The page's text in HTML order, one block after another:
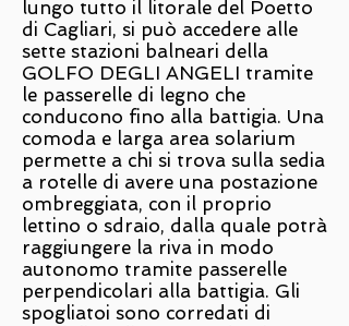
lungo tutto il litorale del Poetto
di Cagliari, si può accedere alle
sette stazioni balneari della
GOLFO DEGLI ANGELI tramite
le passerelle di legno che
conducono fino alla battigia. Una
comoda e larga area solarium
permette a chi si trova sulla sedia
a rotelle di avere una postazione
ombreggiata, con il proprio
lettino o sdraio, dalla quale potrà
raggiungere la riva in modo
autonomo tramite passerelle
perpendicolari alla battigia. Gli
spogliatoi sono corredati di